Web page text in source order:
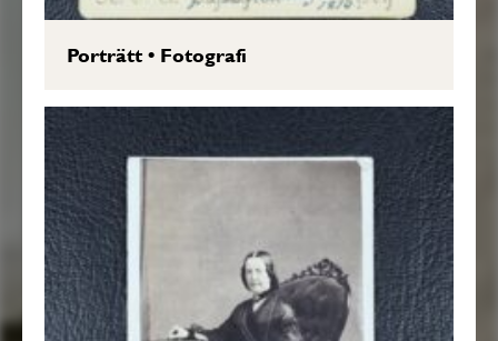
Porträtt• Fotografi